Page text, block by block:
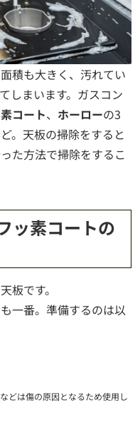
積も大きく、汚れてい
しまいます。ガスコン
コート、 ホーローの3
。天板の掃除をすると
た方法で掃除をするこ
ッ素コートの
板です。
一番。準備するのは以
どは傷の原因となるため使用し